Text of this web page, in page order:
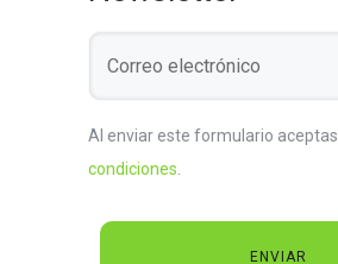
Al enviar este formulario aceptas
condiciones